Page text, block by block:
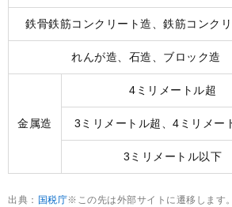
鉄骨鉄筋コンクリート造、鉄筋コンク
れんが造、石造、ブロック造
金属造
4ミリメートル超
3ミリメートル超、4ミリメー
3ミリメートル以下
出典： 国税庁※この先は外部サイトに遷移します